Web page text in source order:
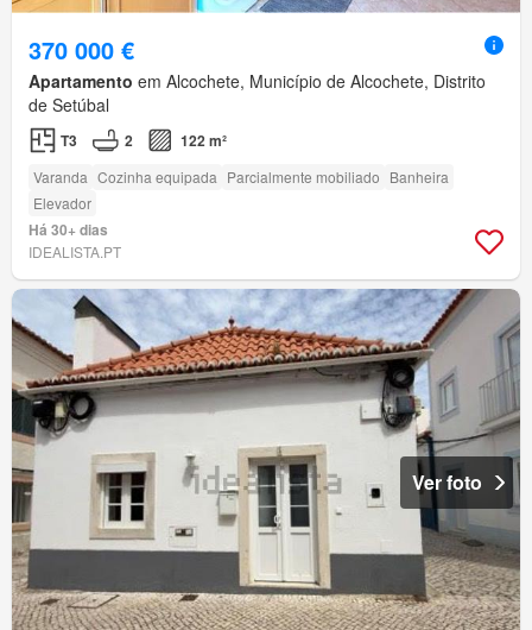
370 000 €
Apartamento em Alcochete, Município de Alcochete, Distrito
de Setúbal
T3 2 122 m²
Varanda Cozinha equipada Parcialmente mobiliado Banheira
Elevador
Há 30+ dias
IDEALISTA.PT
Ver foto